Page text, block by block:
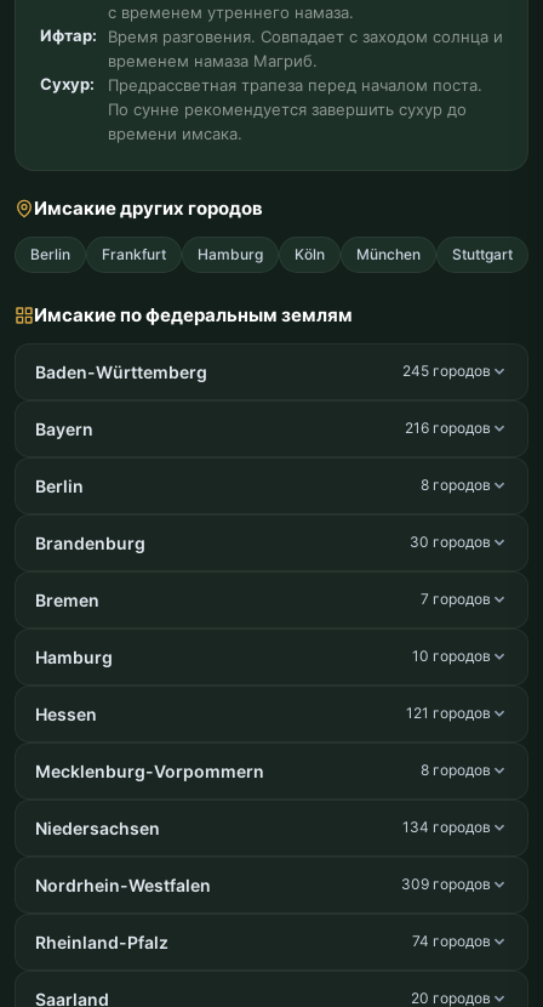
с временем утреннего намаза.
Ифтар:
Время разговения. Совпадает с заходом солнца и
временем намаза Магриб.
Сухур:
Предрассветная трапеза перед началом поста.
По сунне рекомендуется завершить сухур до
времени имсака.
Имсакие других городов
Berlin Frankfurt Hamburg Köln München Stuttgart
Имсакие по федеральным землям
Baden-Württemberg 245 городов
Bayern 216 городов
Berlin 8 городов
Brandenburg 30 городов
Bremen 7 городов
Hamburg 10 городов
Hessen 121 городов
Mecklenburg-Vorpommern 8 городов
Niedersachsen 134 городов
Nordrhein-Westfalen 309 городов
Rheinland-Pfalz 74 городов
Saarland 20 городов